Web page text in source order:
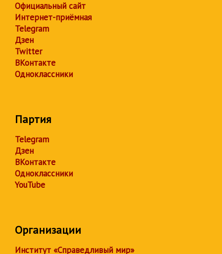
Официальный сайт
Интернет-приёмная
Telegram
Дзен
Twitter
ВКонтакте
Одноклассники
Партия
Telegram
Дзен
ВКонтакте
Одноклассники
YouTube
Организации
Институт «Справедливый мир»